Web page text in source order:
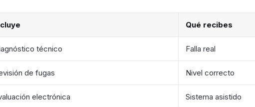
Qué recibes
técnico Falla real
de fugas Nivel correcto
electrónica Sistema asistido